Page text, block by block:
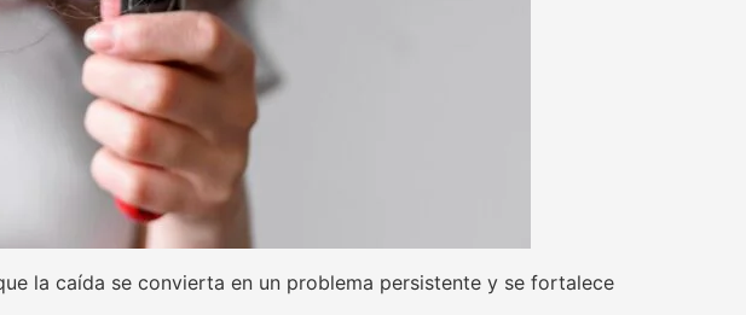
la caída se convierta en un problema persistente y se fortalece